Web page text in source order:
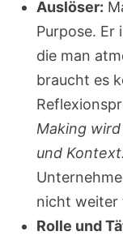
Auslöser:
Purpose. Er
die man
braucht es
Making
und
nicht weiter
Rolle und